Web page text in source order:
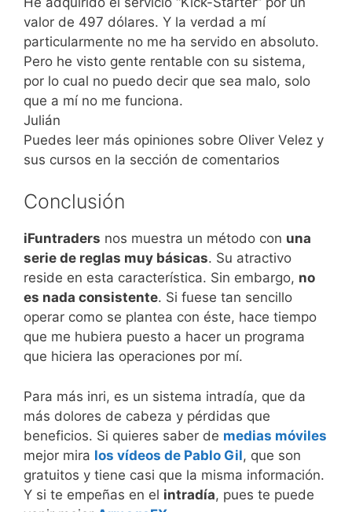
valor de 497 dólares. Y la verdad a mí
particularmente no me ha servido en absoluto.
Pero he visto gente rentable con su sistema,
por lo cual no puedo decir que sea malo, solo
que a mí no me funciona.
Julián
Puedes leer más opiniones sobre Oliver Velez y
sus cursos en la sección de comentarios
Conclusión
iFuntraders nos muestra un método con una
serie de reglas muy básicas. Su atractivo
reside en esta característica. Sin embargo, no
es nada consistente. Si fuese tan sencillo
operar como se plantea con éste, hace tiempo
que me hubiera puesto a hacer un programa
que hiciera las operaciones por mí.
Para más inri, es un sistema intradía, que da
más dolores de cabeza y pérdidas que
beneficios. Si quieres saber de medias móviles
mejor mira los vídeos de Pablo Gil, que son
gratuitos y tiene casi que la misma información.
Y si te empeñas en el intradía, pues te puede